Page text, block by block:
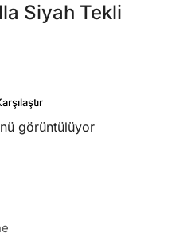
Siyah Tekli
görüntülüyor